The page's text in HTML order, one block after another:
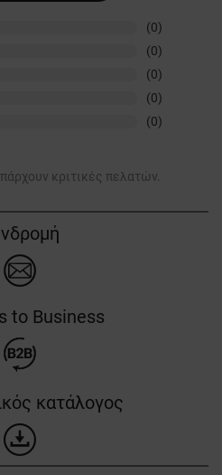
(0)
(0)
(0)
(0)
(0)
κριτικές πελατών.
to Business
κατάλογος